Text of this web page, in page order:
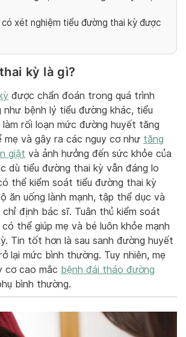
xét nghiệm tiểu đường thai kỳ được
kỳ là gì?
được chẩn đoán trong quá trình
như bệnh lý tiểu đường khác, tiểu
rối loạn mức đường huyết tăng
và gây ra các nguy cơ như tăng
giật và ảnh hưởng đến sức khỏe của
dù tiểu đường thai kỳ vẫn đáng lo
thể kiểm soát tiểu đường thai kỳ
ăn uống lành mạnh, tập thể dục và
định bác sĩ. Tuân thủ kiểm soát
thể giúp mẹ và bé luôn khỏe mạnh
Tin tốt hơn là sau sanh đường huyết
lại mức bình thường. Tuy nhiên, mẹ
cơ cao mắc bệnh đái tháo đường
bình thường.